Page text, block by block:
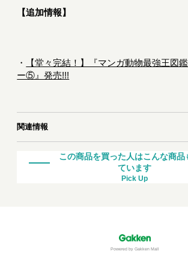
【追加情報】
・
【堂々完結！】『マンガ動物最強王図
ー⑤』発売!!!
関連情報
この商品を買った人はこんな商品
ています
Pick Up
Powered by Gakken Mall